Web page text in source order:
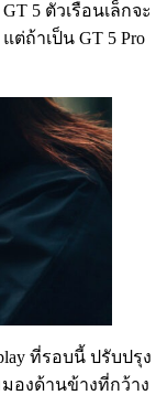
5 ตัวเรือนเล็กจะ
ต่ถ้าเป็น GT 5 Pro
ที่รอบนี้ ปรับปรุง
องด้านข้างที่กว้าง